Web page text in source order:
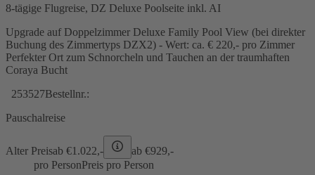
8-tägige Flugreise, DZ Deluxe Poolseite inkl. AI
Upgrade auf Doppelzimmer Deluxe Family Pool View (bei direkter
Buchung des Zimmertyps DZX2) - Wert: ca. € 220,- pro Zimmer
Perfekter Ort zum Schnorcheln und Tauchen an der traumhaften
Coraya Bucht
253527Bestellnr.:
Pauschalreise
Alter Preisab €1.022,- ab €929,-
pro PersonPreis pro Person